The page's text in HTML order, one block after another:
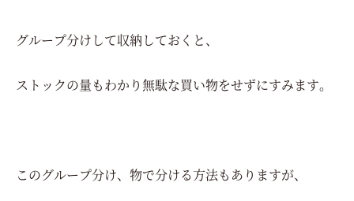
グループ分けして収納しておくと、
ストックの量もわかり無駄な買い物をせずにすみます。
このグループ分け、物で分ける方法もありますが、